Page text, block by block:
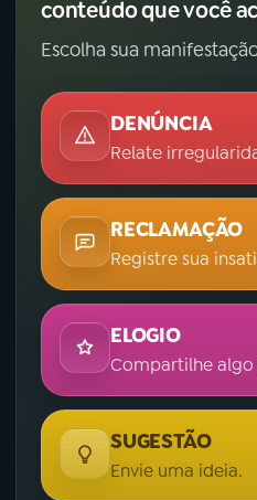
conteúdo que você
Escolha sua
DENÚNCIA
Relate
RECLAMAÇÃO
Registre sua
ELOGIO
Compartilhe
SUGESTÃO
Envie uma ideia.